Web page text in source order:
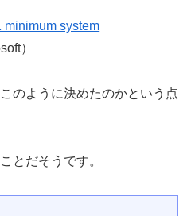
minimum system
）
のように決めたのかという点
とだそうです。